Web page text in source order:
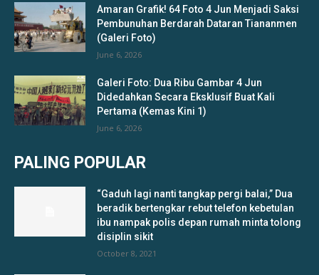
Amaran Grafik! 64 Foto 4 Jun Menjadi Saksi
Pembunuhan Berdarah Dataran Tiananmen
(Galeri Foto)
June 6, 2026
Galeri Foto: Dua Ribu Gambar 4 Jun
Didedahkan Secara Eksklusif Buat Kali
Pertama (Kemas Kini 1)
June 6, 2026
PALING POPULAR
“Gaduh lagi nanti tangkap pergi balai,” Dua
beradik bertengkar rebut telefon kebetulan
ibu nampak polis depan rumah minta tolong
disiplin sikit
October 8, 2021